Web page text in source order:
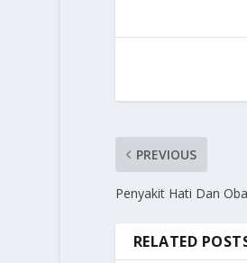
PREVIOUS
Penyakit Hati Dan
RELATED